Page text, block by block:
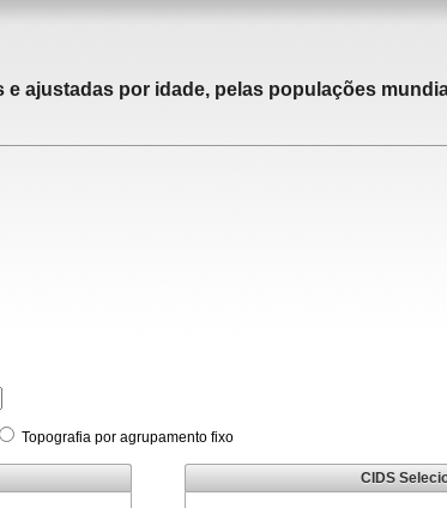
ajustadas por idade, pelas populações
Topografia por agrupamento fixo
CIDS